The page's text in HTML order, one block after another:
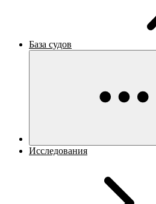
База судов
Исследования